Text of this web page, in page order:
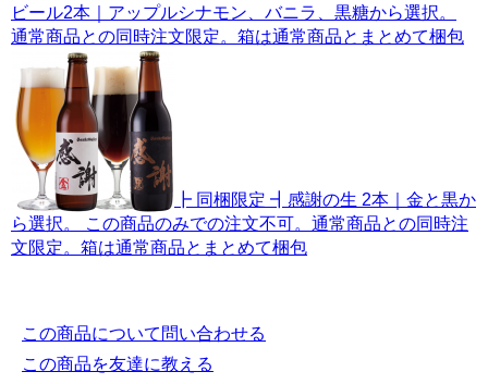
ビール2本｜アップルシナモン、バニラ、黒糖から選択。
通常商品との同時注文限定。箱は通常商品とまとめて梱包
┣ 同梱限定 ┫感謝の生 2本｜金と黒か
ら選択。 この商品のみでの注文不可。通常商品との同時注
文限定。箱は通常商品とまとめて梱包
この商品について問い合わせる
この商品を友達に教える